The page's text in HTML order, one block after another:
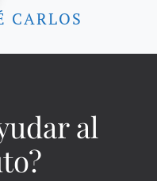
CARLOS
al